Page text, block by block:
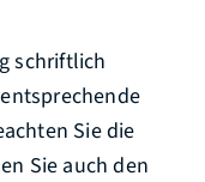
schriftlich
Sie die
Sie auch den